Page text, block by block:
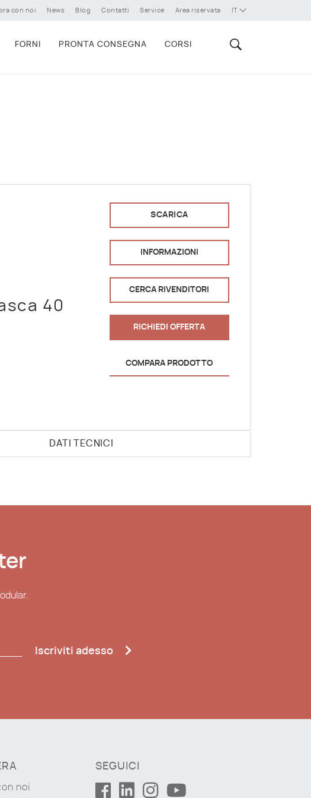
con noi News Blog Contatti Service Area riservata IT
FORNI PRONTA CONSEGNA CORSI
40
SCARICA
INFORMAZIONI
CERCA RIVENDITORI
RICHIEDI OFFERTA
COMPARA PRODOTTO
DATI TECNICI
Iscriviti adesso
noi
SEGUICI